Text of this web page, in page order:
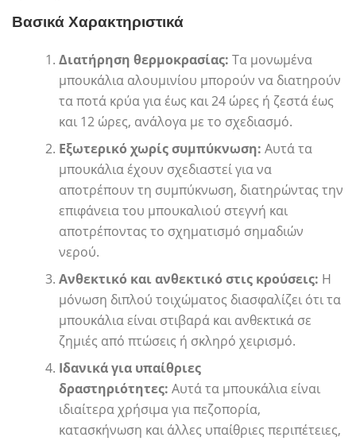
Βασικά Χαρακτηριστικά
Διατήρηση θερμοκρασίας: Τα μονωμένα
μπουκάλια αλουμινίου μπορούν να διατηρούν
τα ποτά κρύα για έως και 24 ώρες ή ζεστά έως
και 12 ώρες, ανάλογα με το σχεδιασμό.
Εξωτερικό χωρίς συμπύκνωση: Αυτά τα
μπουκάλια έχουν σχεδιαστεί για να
αποτρέπουν τη συμπύκνωση, διατηρώντας την
επιφάνεια του μπουκαλιού στεγνή και
αποτρέποντας το σχηματισμό σημαδιών
νερού.
Ανθεκτικό και ανθεκτικό στις κρούσεις: Η
μόνωση διπλού τοιχώματος διασφαλίζει ότι τα
μπουκάλια είναι στιβαρά και ανθεκτικά σε
ζημιές από πτώσεις ή σκληρό χειρισμό.
Ιδανικά για υπαίθριες
δραστηριότητες: Αυτά τα μπουκάλια είναι
ιδιαίτερα χρήσιμα για πεζοπορία,
κατασκήνωση και άλλες υπαίθριες περιπέτειες,